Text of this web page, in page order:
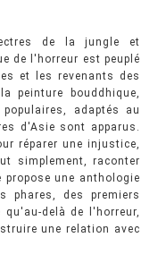
de la jungle et
de l'horreur est peuplé
et les revenants des
peinture bouddhique,
adaptés au
d'Asie sont apparus.
réparer une injustice,
simplement, raconter
une anthologie
phares, des premiers
delà de l'horreur,
une relation avec